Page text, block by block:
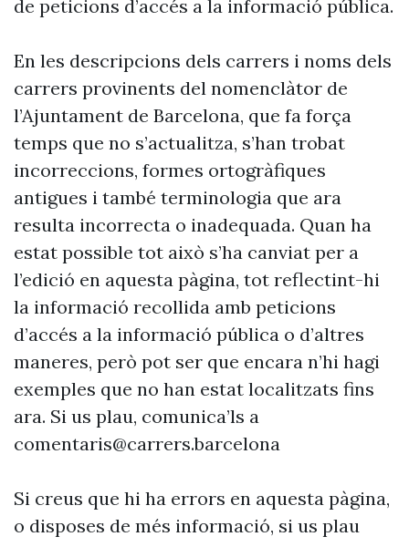
de peticions d’accés a la informació pública.
En les descripcions dels carrers i noms dels
carrers provinents del nomenclàtor de
l’Ajuntament de Barcelona, que fa força
temps que no s’actualitza, s’han trobat
incorreccions, formes ortogràfiques
antigues i també terminologia que ara
resulta incorrecta o inadequada. Quan ha
estat possible tot això s’ha canviat per a
l’edició en aquesta pàgina, tot reflectint-hi
la informació recollida amb peticions
d’accés a la informació pública o d’altres
maneres, però pot ser que encara n’hi hagi
exemples que no han estat localitzats fins
ara. Si us plau, comunica’ls a
comentaris@carrers.barcelona
Si creus que hi ha errors en aquesta pàgina,
o disposes de més informació, si us plau